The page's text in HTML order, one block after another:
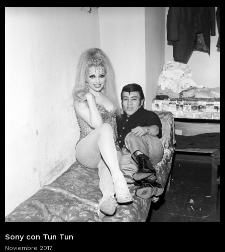
Sony con Tun Tun
Noviembre 2017